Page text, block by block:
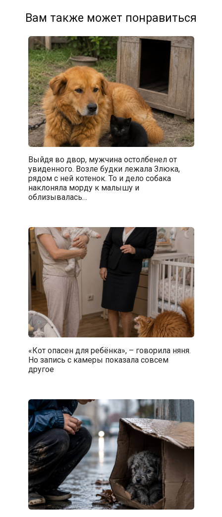
Вам также может понравиться
Выйдя во двор, мужчина остолбенел от
увиденного. Возле будки лежала Злюка,
рядом с ней котенок. То и дело собака
наклоняла морду к малышу и
облизывалась…
«Кот опасен для ребёнка», – говорила няня.
Но запись с камеры показала совсем
другое